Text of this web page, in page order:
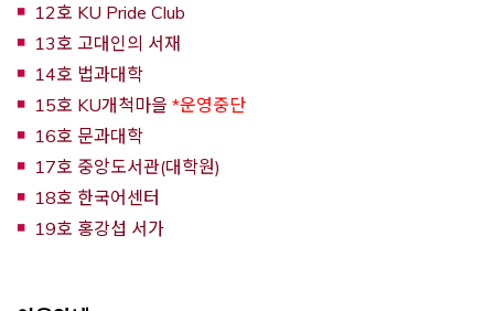
12호 KU Pride Club
13호 고대인의 서재
14호 법과대학
15호 KU개척마을 *운영중단
16호 문과대학
17호 중앙도서관(대학원)
18호 한국어센터
19호 홍강섭 서가